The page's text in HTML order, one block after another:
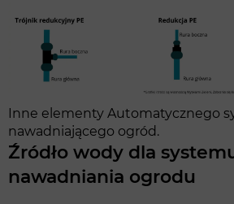
Inne elementy Automatycznego
nawadniającego ogród.
Źródło wody dla
nawadniania ogrodu